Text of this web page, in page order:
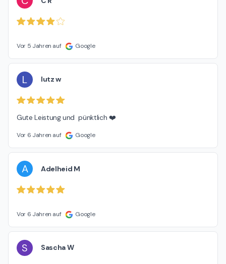
Vor 5 Jahren auf Google
L lutz w
Gute Leistung und  pünktlich ❤️
Vor 6 Jahren auf Google
A Adelheid M
Vor 6 Jahren auf Google
S Sascha W